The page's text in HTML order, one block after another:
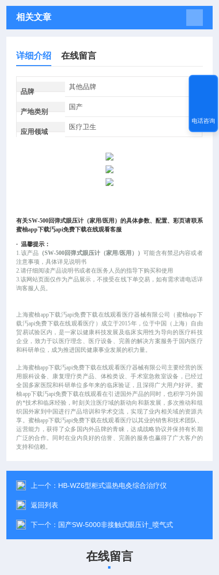
相关文章
详细介绍 在线留言
品牌
其他品牌
产地类别
国产
应用领域
医疗卫生
有关SW-500回弹式眼压计（家用/医用）的具体参数、配置、彩页请联系
蜜柚app下载汅api免费下载在线观看客服
·温馨提示：
1.该产品 （SW-500回弹式眼压计（家用/医用） ）可能含有禁忌内容或者
注意事项，具体详见说明书
2.请仔细阅读产品说明书或者在医务人员的指导下购买和使用
3.该网站页面仅作为产品展示，不接受在线下单交易，如有需求请电话详
询客服人员。
上海蜜柚app下载汅api免费下载在线观看医疗器械有限公司（蜜柚app下
载汅api免费下载在线观看医疗）成立于2015年，位于中国（上海）自由
贸易试验区内，是一家以健康科技发展及临床实用性为导向的医疗科技
企业，致力于以医疗理念、医疗设备、完善的解决方案服务于国内医疗
和科研单位，成为推进国民健康事业发展的积力量。
上海蜜柚app下载汅api免费下载在线观看医疗器械有限公司主要经营的医
用眼科设备、康复理疗类产品、体检类设、手术室急救室设备，已经过
全国多家医院和科研单位多年来的临床验证，且深得广大用户好评。蜜
柚app下载汅api免费下载在线观看在引进国外产品的同时，也积学习外国
的*技术和临床经验，时刻关注医疗域的新动向和新发展，多次推动和组
织国外家到中国进行产品培训和学术交流，实现了业内相关域的资源共
享。蜜柚app下载汅api免费下载在线观看医疗以其业的销售和技术团队、
运营能力，获得了众多国内外品牌的青睐，达成战略协议并保持有长期
广泛的合作。同时在业内良好的信誉、完善的服务也赢得了广大客户的
支持和信赖。
上一个： HB-WZ6型柜式温热电灸综合治疗仪
返回列表
下一个： 国产SW-5000非接触式眼压计_喷气式
在线留言
电话咨询